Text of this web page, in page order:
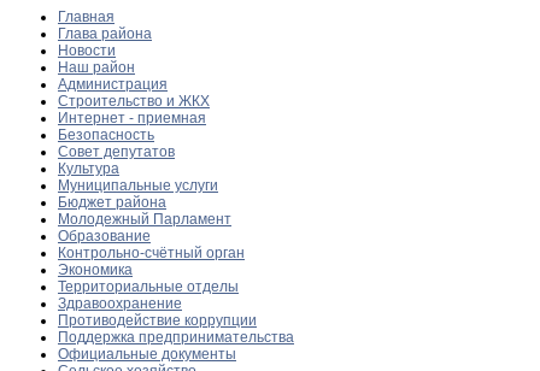
Главная
Глава района
Новости
Наш район
Администрация
Строительство и ЖКХ
Интернет - приемная
Безопасность
Совет депутатов
Культура
Муниципальные услуги
Бюджет района
Молодежный Парламент
Образование
Контрольно-счётный орган
Экономика
Территориальные отделы
Здравоохранение
Противодействие коррупции
Поддержка предпринимательства
Официальные документы